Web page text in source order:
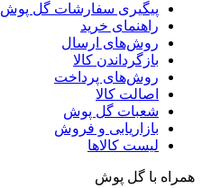
پیگیری سفارشات گل پوش
راهنمای خرید
روش‌های ارسال
بازگرداندن کالا
روش‌های پرداخت
اصالت کالا
شعبات گل پوش
بازاریابی و فروش
لیست کالاها
همراه با گل پوش